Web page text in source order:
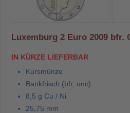
Luxemburg 2 Euro 2009 bfr.
IN KÜRZE LIEFERBAR
Kursmünze
Bankfrisch (bfr, unc)
8,5 g Cu / Ni
25,75 mm